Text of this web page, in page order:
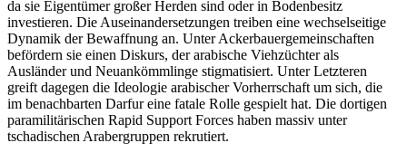
da sie Eigentümer großer Herden sind oder in Bodenbesitz
investieren. Die Auseinandersetzungen treiben eine wechselseitige
Dynamik der Bewaffnung an. Unter Ackerbauergemeinschaften
beför­dern sie einen Diskurs, der arabische Vieh­züchter als
Ausländer und Neuankömm­linge stigmatisiert. Unter Letzteren
greift dagegen die Ideologie arabischer Vorherrschaft um sich, die
im benachbarten Darfur eine fatale Rolle gespielt hat. Die dortigen
paramilitärischen Rapid Support Forces haben massiv unter
tschadischen Arabergruppen rekrutiert.